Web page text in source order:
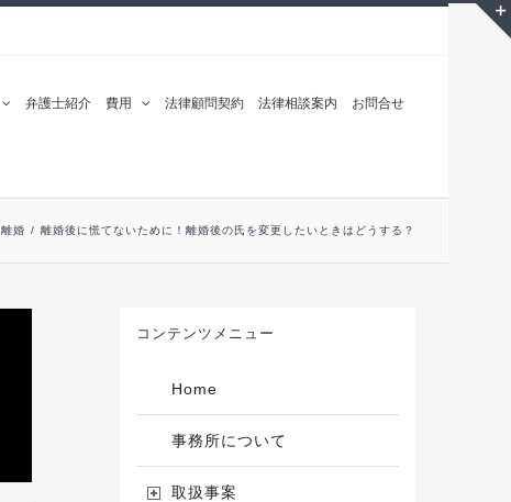
弁護士紹介 費用 法律顧問契約 法律相談案内 お問合せ
離婚 / 離婚後に慌てないために！離婚後の氏を変更したいときはどうする？
コンテンツメニュー
Home
事務所について
取扱事案